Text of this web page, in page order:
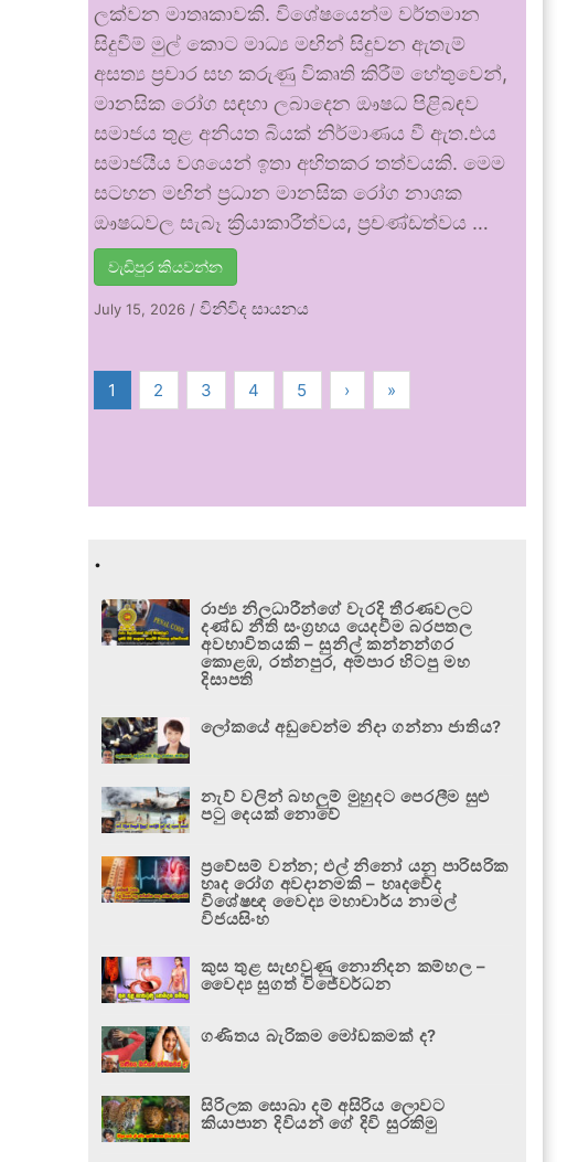
ලක්වන මාතෘකාවකි. විශේෂයෙන්ම වර්තමාන
සිදුවීම් මුල් කොට මාධ්‍ය මඟින් සිදුවන ඇතැම්
අසත්‍ය ප්‍රචාර සහ කරුණු විකෘති කිරීම් හේතුවෙන්,
මානසික රෝග සඳහා ලබාදෙන ඖෂධ පිළිබඳව
සමාජය තුළ අනියත බියක් නිර්මාණය වී ඇත.එය
සමාජයීය වශයෙන් ඉතා අහිතකර තත්වයකි. මෙම
සටහන මඟින් ප්‍රධාන මානසික රෝග නාශක
ඖෂධවල සැබෑ ක්‍රියාකාරීත්වය, ප්‍රචණ්ඩත්වය …
වැඩිපුර කියවන්න
July 15, 2026 /විනිවිද සායනය
1 2 3 4 5 › »
.
රාජ්‍ය නිලධාරීන්ගේ වැරදි තීරණවලට
දණ්ඩ නීති සංග්‍රහය යෙදවීම බරපතල
අවභාවිතයකි – සුනිල් කන්නන්ගර
කොළඹ, රත්නපුර, අම්පාර හිටපු මහ
දිසාපති
ලෝකයේ අඩුවෙන්ම නිදා ගන්නා ජාතිය?
නැව් වලින් බහලුම් මුහුදට පෙරලීම සුළු
පටු දෙයක් නොවේ
ප්‍රවේසම් වන්න; එල් නිනෝ යනු පාරිසරික
හෘද රෝග අවදානමකි – හෘදවේද
විශේෂඥ වෛද්‍ය මහාචාර්ය නාමල්
විජයසිංහ
කුස තුළ සැඟවුණු නොනිදන කම්හල –
වෛද්‍ය සුගත් විජේවර්ධන
ගණිතය බැරිකම මෝඩකමක් ද?
සිරිලක සොබා දම් අසිරිය ලොවට
කියාපාන දිවියන් ගේ දිවි සුරකිමු